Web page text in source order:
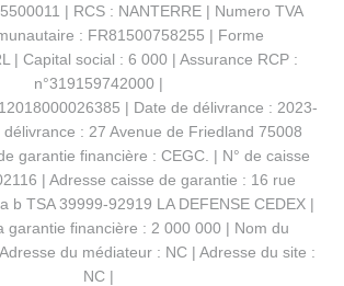
| RCS : NANTERRE | Numero TVA
: FR81500758255 | Forme
| Capital social : 6 000 | Assurance RCP :
n°319159742000 |
| Date de délivrance : 2023-
: 27 Avenue de Friedland 75008
garantie financière : CEGC. | N° de caisse
| Adresse caisse de garantie : 16 rue
b TSA 39999-92919 LA DEFENSE CEDEX |
garantie financière : 2 000 000 | Nom du
du médiateur : NC | Adresse du site :
NC |